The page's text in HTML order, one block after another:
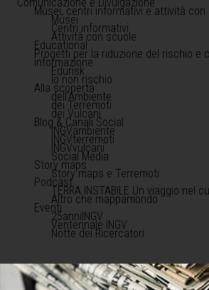
Musei, centri informativi e attività con
Musei
Centri informativi
Attività con scuole
Educational
Progetti per la riduzione del rischio e
informazione
Edurisk
Io non rischio
Alla scoperta
dell'Ambiente
dei Terremoti
dei Vulcani
Blog & Canali Social
INGVambiente
INGVterremoti
INGVvulcani
Social Media
Story maps
Story maps e Terremoti
Podcast
TERRA INSTABILE Un viaggio nel
Altro che mappamondo
Eventi
25anniINGV
Ventennale INGV
Notte dei Ricercatori